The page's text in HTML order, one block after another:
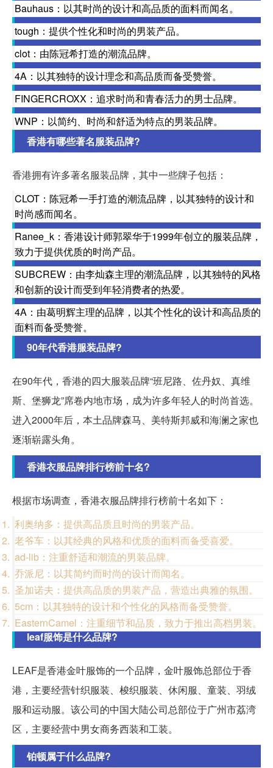
Bauhaus：以其时尚的设计和高品质的面料而闻名。
tough：提供个性化和时尚的男装产品。
clot：由陈冠希打造的潮流品牌。
4A：以其独特的设计理念和高品质而备受赞誉。
FINGERCROXX：追求时尚和青春活力的男士品牌。
WNP：以简约、时尚和舒适为特点的男装品牌。
香港有哪些著名服装品牌?
香港拥有许多著名服装品牌，其中一些牌子包括：
CLOT：陈冠希一手打造的潮流品牌，以其独特的设计和
时尚感而闻名。
Ranee_k：香港设计师郭翠华于1999年创立的服装品牌，
致力于提供优质的时尚产品。
SUBCREW：由李灿森主理的潮流品牌，以其独特的风格
和创新的设计而受到年轻消费者的热爱。
4A：由葛明辉主理的品牌，以其个性化的设计和高品质的
面料而备受赞誉。
90年代香港服装品牌?
在90年代，香港的四大服装品牌“班尼路、佐丹奴、真维
斯、堡狮龙”席卷内地市场，成为许多年轻人的时尚首选。
进入2000年后，本土品牌森马、美特斯邦威和海澜之家也
逐渐崭露头角。
香港衣服品牌排行榜前十名?
根据市场调查，香港衣服品牌排行榜前十名如下：
利奥纳多：提供高品质且时尚的男装产品。
老爷车：以其经典的风格和优质的面料而备受喜爱。
ad-lib：注重舒适和潮流的男装品牌。
乔派尼：以其简约而时尚的设计而闻名。
圣加诺夫：提供高品质的男装产品，营造出典雅的氛围。
5cm：以其独特的设计和个性化的风格而备受赞誉。
EasternCamel：注重细节和品质，致力于推出高档男装。
leaf服饰是什么品牌?
LEAF是香港金叶服饰的一个品牌，金叶服饰总部位于香
港，主要经营针织服装、梭织服装、休闲服、童装、羽绒
服和运动服。该公司的中国大陆公司总部位于广州市荔湾
区，主要经营中男女商务西装和工装。
铂顿属于什么品牌?